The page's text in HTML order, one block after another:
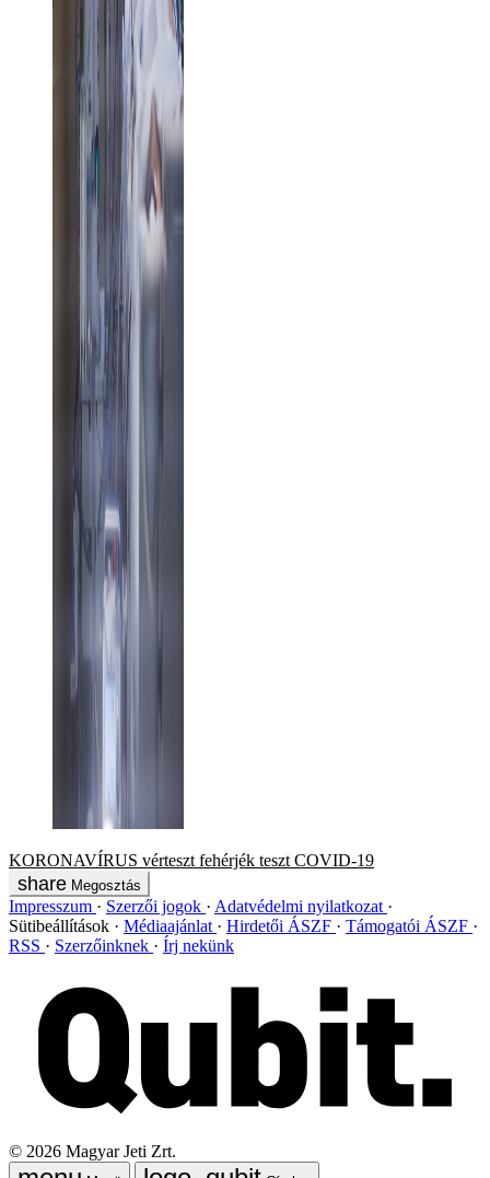
KORONAVÍRUS vérteszt fehérjék teszt COVID-19
Megosztás
Impresszum Szerzői jogok
Adatvédelmi nyilatkozat
Sütibeállítások
Médiaajánlat Hirdetői ÁSZF
Támogatói ÁSZF
RSS
Szerzőinknek Írj nekünk
© 2026 Magyar Jeti Zrt.